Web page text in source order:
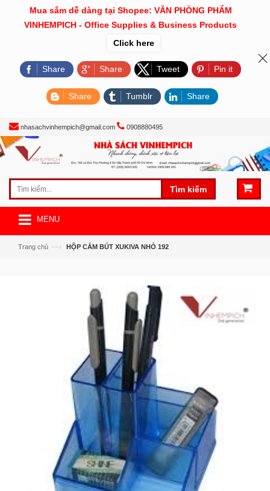
nhasachvinhempich@gmail.com 0908880495
Tìm kiếm
MENU
Trang chủ —› HỘP CẮM BÚT XUKIVA NHỎ 192
Mua sắm dễ dàng tại Shopee: VĂN PHÒNG PHẨM
VINHEMPICH - Office Supplies & Business Products
Click here
Share Share Tweet Pin it
Share Tumblr Share